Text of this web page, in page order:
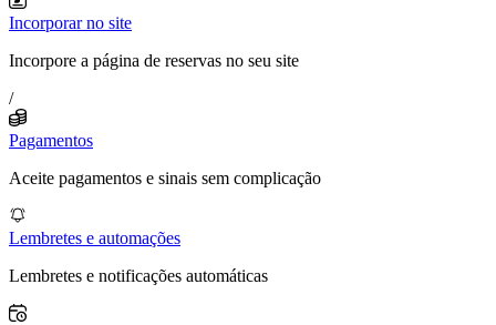
Incorporar no site
Incorpore a página de reservas no seu site
/
Pagamentos
Aceite pagamentos e sinais sem complicação
Lembretes e automações
Lembretes e notificações automáticas